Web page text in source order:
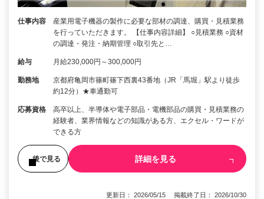
仕事内容
産業用電子機器の製作に必要な部材の調達、購買・見積業務
を行っていただきます。 【仕事内容詳細】 ○見積業務 ○資材
の調達・発注・納期管理 ○取引先と…
給与 月給230,000円～300,000円
勤務地
京都府亀岡市篠町篠下西裏43番地（JR「馬堀」駅より徒歩
約12分）★車通勤可
応募資格
高卒以上、半導体や電子部品・電機部品の購買・見積業務の
経験者、業界情報などの知識がある方、エクセル・ワードが
できる方
後で見る 詳細を見る
更新日： 2026/05/15 掲載終了日： 2026/10/30